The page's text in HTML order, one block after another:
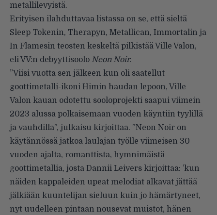
metallilevyistä.
Erityisen ilahduttavaa listassa on se, että sieltä
Sleep Tokenin, Therapyn, Metallican, Immortalin ja
In Flamesin teosten keskeltä pilkistää Ville Valon,
eli VV:n debyyttisoolo Neon Noir.
”Viisi vuotta sen jälkeen kun oli saatellut
goottimetalli-ikoni Himin haudan lepoon, Ville
Valon kauan odotettu sooloprojekti saapui viimein
2023 alussa polkaisemaan vuoden käyntiin tyylillä
ja vauhdilla”, julkaisu kirjoittaa. ”Neon Noir on
käytännössä jatkoa laulajan työlle viimeisen 30
vuoden ajalta, romanttista, hymnimäistä
goottimetallia, josta Dannii Leivers kirjoittaa: ’kun
näiden kappaleiden upeat melodiat alkavat jättää
jälkiään kuuntelijan sieluun kuin jo hämärtyneet,
nyt uudelleen pintaan nousevat muistot, hänen